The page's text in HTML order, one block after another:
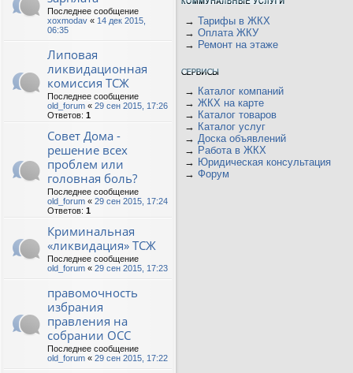
Последнее сообщение
xoxmodav « 14 дек 2015,
06:35
Липовая
ликвидационная
комиссия ТСЖ
Последнее сообщение
old_forum « 29 сен 2015, 17:26
Ответов: 1
Совет Дома -
решение всех
проблем или
головная боль?
Последнее сообщение
old_forum « 29 сен 2015, 17:24
Ответов: 1
Криминальная
«ликвидация» ТСЖ
Последнее сообщение
old_forum « 29 сен 2015, 17:23
правомочность
избрания
правления на
собрании ОСС
Последнее сообщение
old_forum « 29 сен 2015, 17:22
→ Тарифы в ЖКХ
→ Оплата ЖКУ
→ Ремонт на этаже
→ Каталог компаний
→ ЖКХ на карте
→ Каталог товаров
→ Каталог услуг
→ Доска объявлений
→ Работа в ЖКХ
→ Юридическая консультация
→ Форум